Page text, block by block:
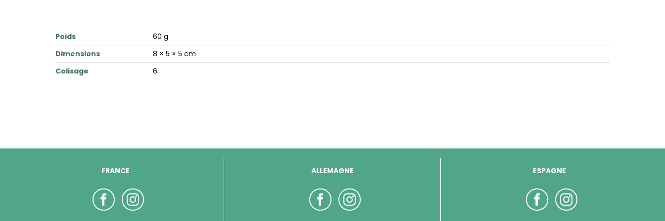
Poids
60 g
Dimensions
8 × 5 × 5 cm
Colisage
6
FRANCE ALLEMAGNE ESPAGNE